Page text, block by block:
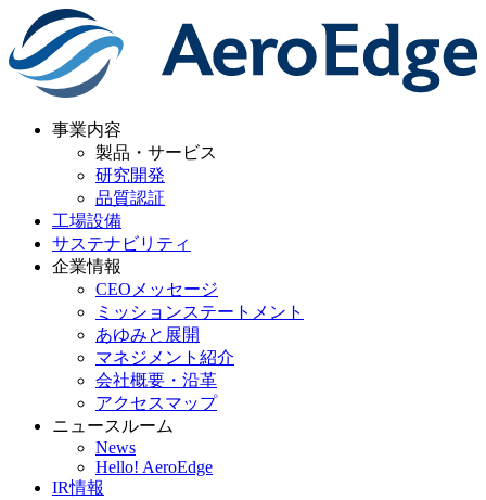
事業内容
製品・サービス
研究開発
品質認証
工場設備
サステナビリティ
企業情報
CEOメッセージ
ミッションステートメント
あゆみと展開
マネジメント紹介
会社概要・沿革
アクセスマップ
ニュースルーム
News
Hello! AeroEdge
IR情報